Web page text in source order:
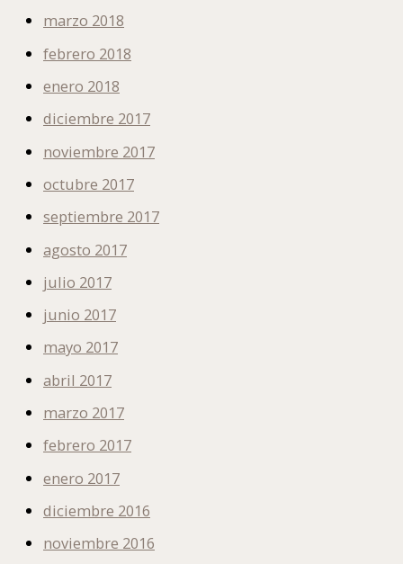
marzo 2018
febrero 2018
enero 2018
diciembre 2017
noviembre 2017
octubre 2017
septiembre 2017
agosto 2017
julio 2017
junio 2017
mayo 2017
abril 2017
marzo 2017
febrero 2017
enero 2017
diciembre 2016
noviembre 2016